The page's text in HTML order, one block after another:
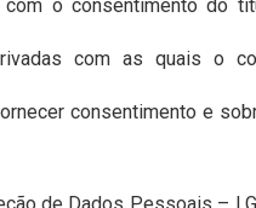
o consentimento do
com as quais o
consentimento e